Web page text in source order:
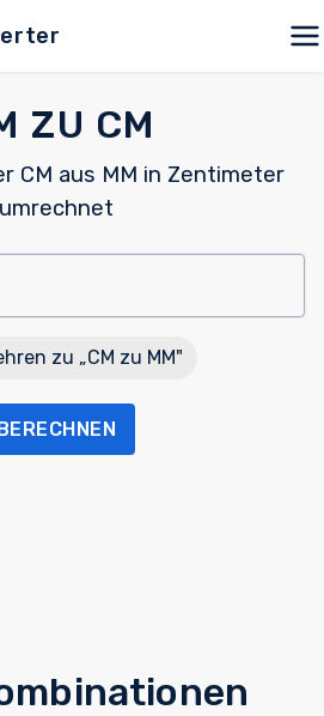
ZU CM
CM aus MM in Zentimeter
umrechnet
zu „CM zu MM"